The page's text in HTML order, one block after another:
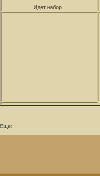
Идет набор...
Еще: